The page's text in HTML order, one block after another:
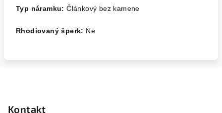
Typ náramku:Článkový bez kamene
Rhodiovaný šperk: Ne
Kontakt